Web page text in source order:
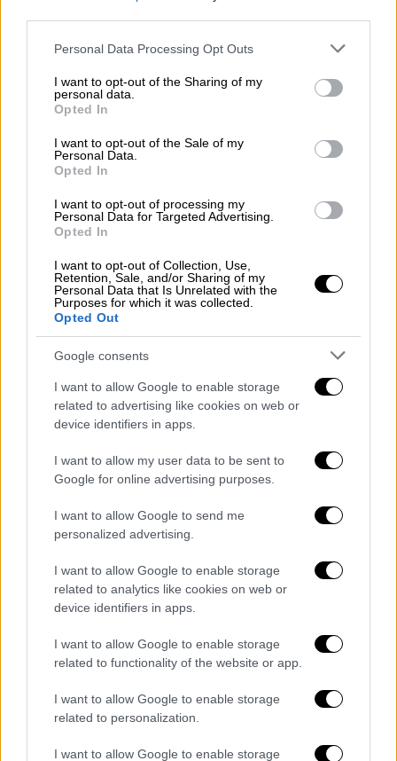
Please note that this website/app uses one or more Google
not limited to your visit or usage behaviour. You may click to
grant or deny consent to Google and its third-party tags to
use your data for below specified purposes in below Google
consent section.
Personal Data Processing Opt Outs
I want to opt-out of the Sharing of my
personal data.
Opted In
I want to opt-out of the Sale of my
Personal Data.
Opted In
I want to opt-out of processing my
Personal Data for Targeted Advertising.
Opted In
I want to opt-out of Collection, Use,
Retention, Sale, and/or Sharing of my
Personal Data that Is Unrelated with the
Purposes for which it was collected.
Opted Out
Google consents
I want to allow Google to enable storage
related to advertising like cookies on web or
device identifiers in apps.
I want to allow my user data to be sent to
Google for online advertising purposes.
I want to allow Google to send me
personalized advertising.
I want to allow Google to enable storage
related to analytics like cookies on web or
device identifiers in apps.
I want to allow Google to enable storage
related to functionality of the website or app.
I want to allow Google to enable storage
related to personalization.
I want to allow Google to enable storage
Πολιτισμός|17.06.2024 16:18
Γκράφιτι με τη Μαρία Καβογιάννη
στέλνει ηχηρό μήνυμα κατά της
έμφυλης βίας
Ενα ηχυρό μήνυμα για όλες τις γυναίκες που
είναι καθημερινά θύματα
Lifestyle|04.05.2024 20:52
Γκράφιτι των Manic Street Preachers
στην πόλη από την οποία ξεκίνησαν
Ο δημιουργός του γκράφιτι είπε ότι το έργο